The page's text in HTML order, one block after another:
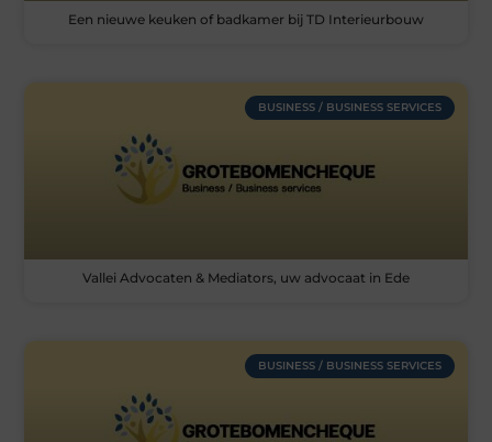
Een nieuwe keuken of badkamer bij TD Interieurbouw
BUSINESS / BUSINESS SERVICES
Vallei Advocaten & Mediators, uw advocaat in Ede
BUSINESS / BUSINESS SERVICES